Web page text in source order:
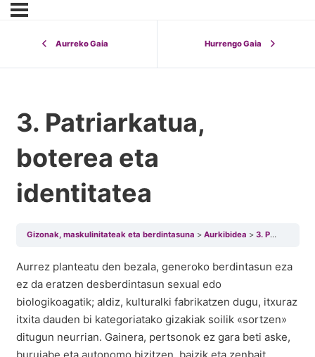
Aurreko Gaia Hurrengo Gaia
3. Patriarkatua,
boterea eta
identitatea
Gizonak, maskulinitateak eta berdintasuna Aurkibidea 3. Patriarkatua, boterea eta identitatea
Aurrez planteatu den bezala, generoko berdintasun eza
ez da eratzen desberdintasun sexual edo
biologikoagatik; aldiz, kulturalki fabrikatzen dugu, itxuraz
itxita dauden bi kategoriatako gizakiak soilik «sortzen»
ditugun neurrian. Gainera, pertsonok ez gara beti aske,